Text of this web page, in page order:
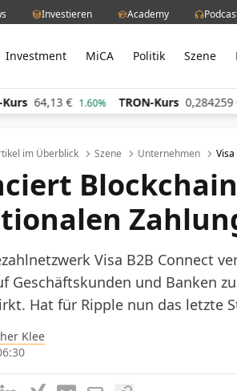
Investieren Academy
Investment MiCA Politik Szene
€ 1.60% TRON-Kurs 0,284259 € 0.20%
im Überblick Szene Unternehmen
Visa B2B Connect
Geschäftskunden und Banken
Hat für Ripple nun das letzte
Klee